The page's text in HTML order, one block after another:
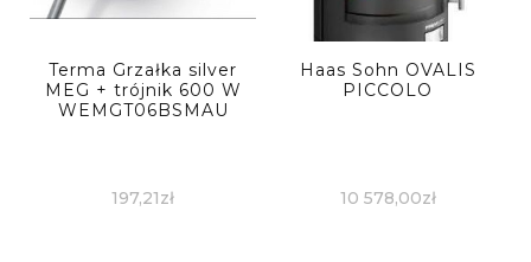
Terma Grzałka silver
MEG + trójnik 600 W
WEMGT06BSMAU
197,21zł
Haas Sohn OVALIS
PICCOLO
10 578,00zł